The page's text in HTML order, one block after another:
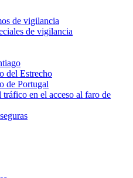
de vigilancia
de vigilancia
del Estrecho
de Portugal
en el acceso al faro de